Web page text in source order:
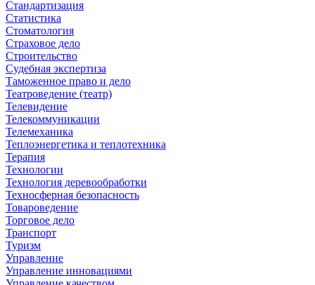
Стандартизация
Статистика
Стоматология
Страховое дело
Строительство
Судебная экспертиза
Таможенное право и дело
Театроведение (театр)
Телевидение
Телекоммуникации
Телемеханика
Теплоэнергетика и теплотехника
Терапия
Технологии
Технология деревообработки
Техносферная безопасность
Товароведение
Торговое дело
Транспорт
Туризм
Управление
Управление инновациями